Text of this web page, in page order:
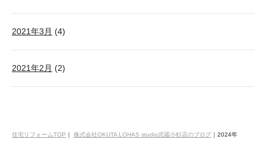
2021年3月 (4)
2021年2月 (2)
住宅リフォームTOP ｜ 株式会社OKUTA LOHAS studio武蔵小杉店のブログ ｜ 2024年